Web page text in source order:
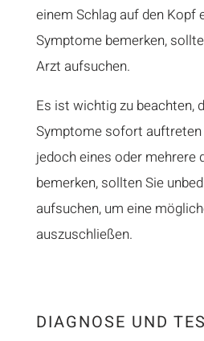
einem Schlag auf den Kopf
Symptome bemerken,
Arzt aufsuchen.
Es ist wichtig zu beachten,
Symptome sofort auftreten
jedoch eines oder mehrere
bemerken, sollten Sie
aufsuchen, um eine
auszuschließen.
DIAGNOSE UND